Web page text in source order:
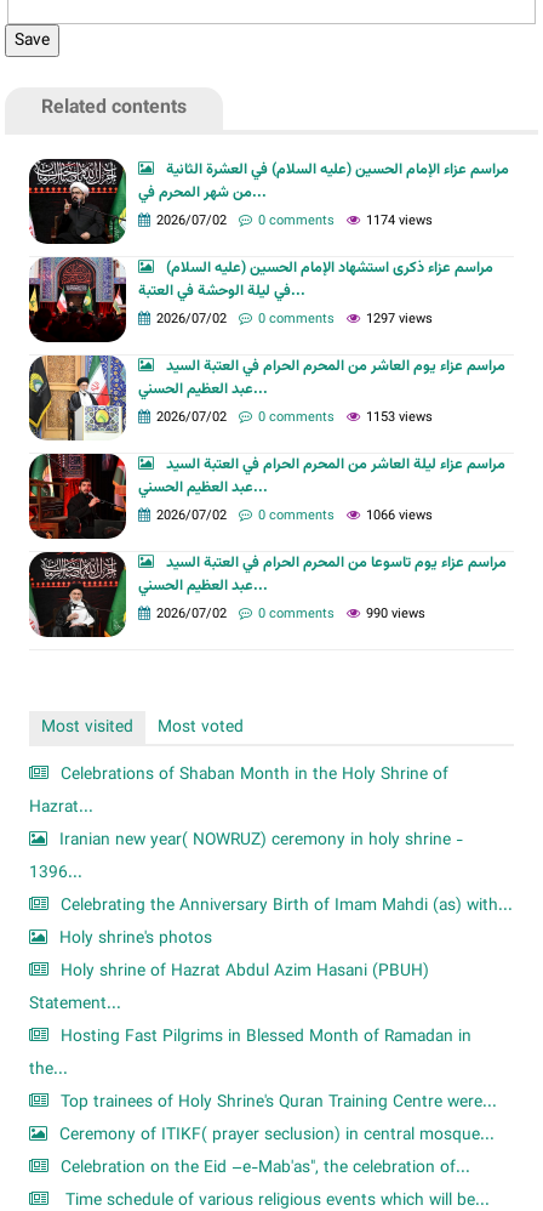
Related contents
مراسم عزاء الإمام الحسين (عليه السلام) في العشرة الثانية
من شهر المحرم في...
2026/07/02 0 comments 1174 views
مراسم عزاء ذكرى استشهاد الإمام الحسين (عليه السلام)
في ليلة الوحشة في العتبة...
2026/07/02 0 comments 1297 views
مراسم عزاء يوم العاشر من المحرم الحرام في العتبة السيد
عبد العظيم الحسني...
2026/07/02 0 comments 1153 views
مراسم عزاء ليلة العاشر من المحرم الحرام في العتبة السيد
عبد العظيم الحسني...
2026/07/02 0 comments 1066 views
مراسم عزاء يوم تاسوعا من المحرم الحرام في العتبة السيد
عبد العظيم الحسني...
2026/07/02 0 comments 990 views
Most visited
Most voted
Celebrations of Shaban Month in the Holy Shrine of
Hazrat...
Iranian new year( NOWRUZ) ceremony in holy shrine -
1396...
Celebrating the Anniversary Birth of Imam Mahdi (as) with...
Holy shrine's photos
Holy shrine of Hazrat Abdul Azim Hasani (PBUH)
Statement...
Hosting Fast Pilgrims in Blessed Month of Ramadan in
the...
Top trainees of Holy Shrine's Quran Training Centre were...
Ceremony of ITIKF( prayer seclusion) in central mosque...
Celebration on the Eid –e-Mab'as", the celebration of...
Time schedule of various religious events which will be...